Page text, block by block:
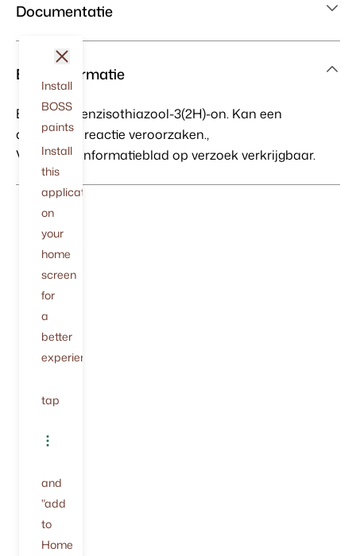
Documentatie
Etiketinformatie
Bevat 1,2-benzisothiazool-3(2H)-on. Kan een
allergische reactie veroorzaken.,
Veiligheidsinformatieblad op verzoek verkrijgbaar.
Install
BOSS
paints
Install
this
application
on
your
home
screen
for
a
better
experience.
tap
and
"add
to
Home
sluit